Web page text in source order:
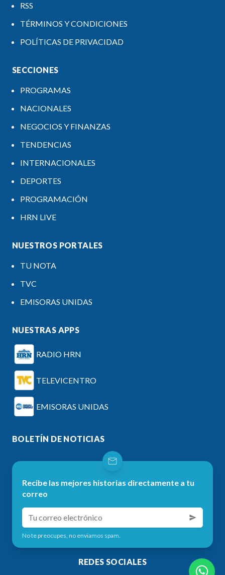
RSS
TÉRMINOS Y CONDICIONES
POLÍTICAS DE PRIVACIDAD
SECCIONES
PROGRAMAS
NACIONALES
NEGOCIOS Y FINANZAS
TENDENCIAS
INTERNACIONALES
DEPORTES
PROGRAMACIÓN
HRN LIVE
NUESTROS PORTALES
TU NOTA
TVC
EMISORAS UNIDAS
NUESTRAS APPS
RADIO HRN
TELEVICENTRO
EMISORAS UNIDAS
BOLETÍN DE NOTICIAS
Recibe las mejores historias directamente a tu
correo
No te preocupes, no enviamos spam.
REDES SOCIALES